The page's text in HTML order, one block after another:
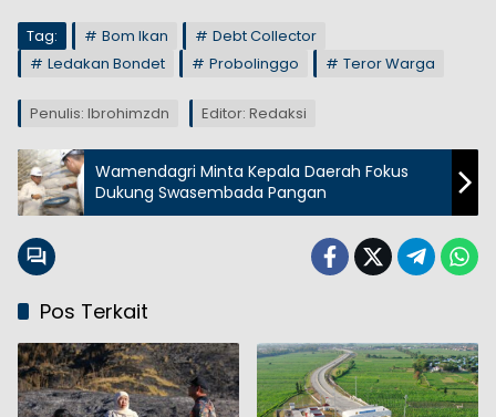
Tag: Bom Ikan
Debt Collector
Ledakan Bondet
Probolinggo Teror Warga
Penulis: Ibrohimzdn Editor: Redaksi
Wamendagri Minta Kepala Daerah Fokus
Dukung Swasembada Pangan
Pos Terkait